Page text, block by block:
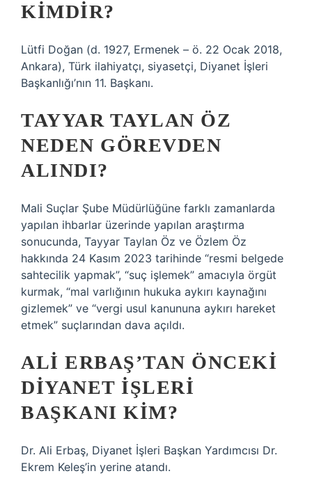
KIMDIR?
Lütfi Doğan (d. 1927, Ermenek – ö. 22 Ocak 2018,
Ankara), Türk ilahiyatçı, siyasetçi, Diyanet İşleri
Başkanlığı’nın 11. Başkanı.
TAYYAR TAYLAN ÖZ
NEDEN GÖREVDEN
ALINDI?
Mali Suçlar Şube Müdürlüğüne farklı zamanlarda
yapılan ihbarlar üzerinde yapılan araştırma
sonucunda, Tayyar Taylan Öz ve Özlem Öz
hakkında 24 Kasım 2023 tarihinde “resmi belgede
sahtecilik yapmak”, “suç işlemek” amacıyla örgüt
kurmak, “mal varlığının hukuka aykırı kaynağını
gizlemek” ve “vergi usul kanununa aykırı hareket
etmek” suçlarından dava açıldı.
ALI ERBAŞ’TAN ÖNCEKI
DIYANET İŞLERI
BAŞKANI KIM?
Dr. Ali Erbaş, Diyanet İşleri Başkan Yardımcısı Dr.
Ekrem Keleş’in yerine atandı.